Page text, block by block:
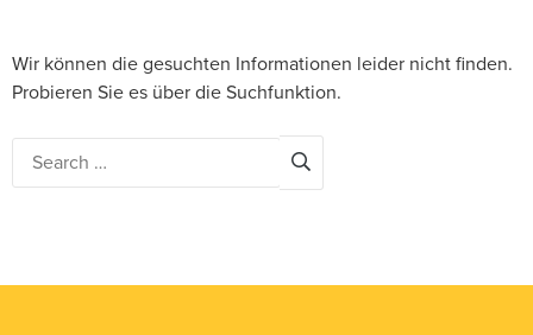
Wir können die gesuchten Informationen leider nicht finden.
Probieren Sie es über die Suchfunktion.